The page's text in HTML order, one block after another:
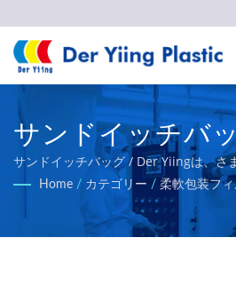
サンドイッチバ
の包装プラスチ
OPP＆PETフィ
| Der Yiing
サンドイッチバッグ / Der Yiingは、さ
プラスチックフィルムを提供していま
性BOPPフィルム、BOPEフィルム、
ィルム、バンディングフィルムなどが
Home / カテゴリー / 柔軟包装フ